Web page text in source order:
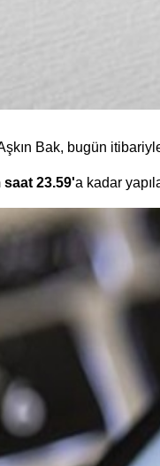
Bak, bugün
saat 23.59'a kadar